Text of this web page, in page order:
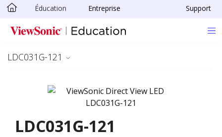
Passer au contenu principal
Éducation Entreprise Support
LDC031G-121
LDC031G-121